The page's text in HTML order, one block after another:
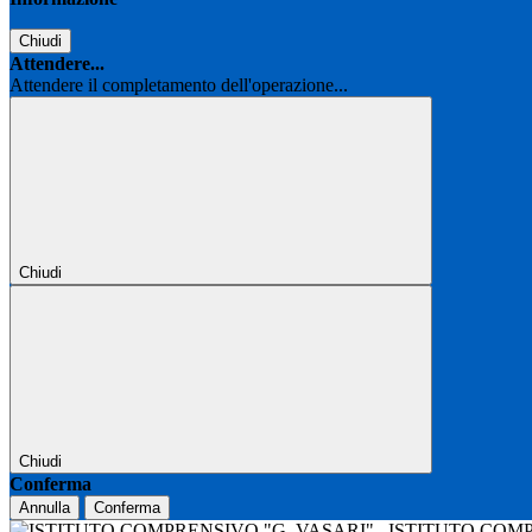
Chiudi
Attendere...
Attendere il completamento dell'operazione...
Chiudi
Chiudi
Conferma
Annulla Conferma